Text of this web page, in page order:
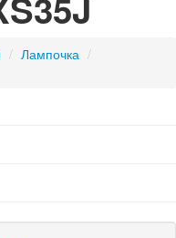
/ лампочка /